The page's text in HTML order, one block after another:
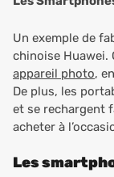
Un exemple de
chinoise Huawei.
appareil photo,
De plus, les
et se rechargent
acheter à
Les